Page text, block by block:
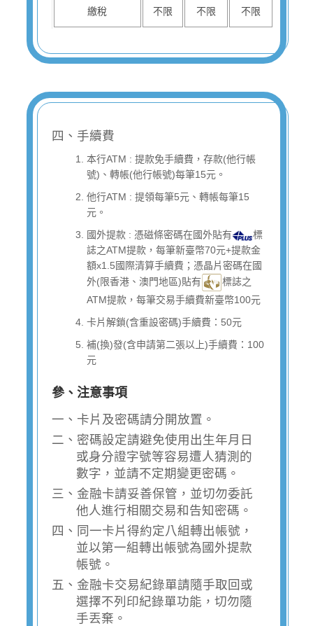
繳稅 不限 不限 不限
四、手續費
本行ATM : 提款免手續費，存款(他行帳
號)、轉帳(他行帳號)每筆15元。
他行ATM : 提領每筆5元、轉帳每筆15
元。
國外提款 : 憑磁條密碼在國外貼有
標
誌之ATM提款，每筆新臺幣70元+提款金
額x1.5國際清算手續費；憑晶片密碼在國
外(限香港、澳門地區)貼有
標誌之
ATM提款，每筆交易手續費新臺幣100元
卡片解鎖(含重設密碼)手續費：50元
補(換)發(含申請第二張以上)手續費：100
元
參、注意事項
一、卡片及密碼請分開放置。
二、密碼設定請避免使用出生年月日
或身分證字號等容易遭人猜測的
數字，並請不定期變更密碼。
三、金融卡請妥善保管，並切勿委託
他人進行相關交易和告知密碼。
四、同一卡片得約定八組轉出帳號，
並以第一組轉出帳號為國外提款
帳號。
五、金融卡交易紀錄單請隨手取回或
選擇不列印紀錄單功能，切勿隨
手丟棄。